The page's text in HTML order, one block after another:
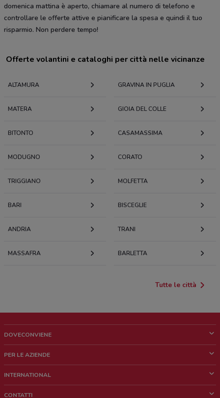
domenica mattina è aperto, chiamare al numero di telefono e
controllare le offerte attive e pianificare la spesa e quindi il tuo
risparmio. Non perdere tempo!
Offerte volantini e cataloghi per città nelle vicinanze
ALTAMURA GRAVINA IN PUGLIA
MATERA GIOIA DEL COLLE
BITONTO CASAMASSIMA
MODUGNO CORATO
TRIGGIANO MOLFETTA
BARI BISCEGLIE
ANDRIA TRANI
MASSAFRA BARLETTA
Tutte le città
DOVECONVIENE
Chi siamo
PER LE AZIENDE
Richieste commerciali e marketing
INTERNATIONAL
CONTATTI